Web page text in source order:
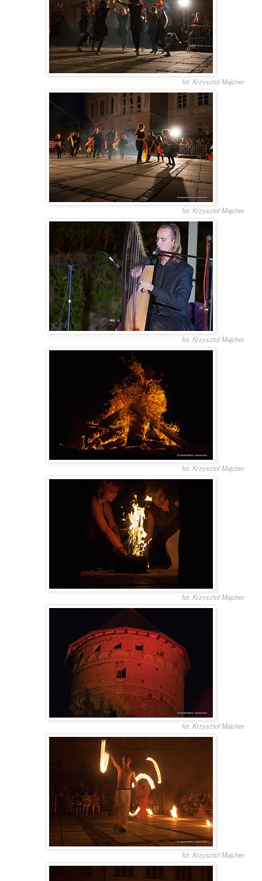
fot. Krzysztof Majcher
fot. Krzysztof Majcher
fot. Krzysztof Majcher
fot. Krzysztof Majcher
fot. Krzysztof Majcher
fot. Krzysztof Majcher
fot. Krzysztof Majcher